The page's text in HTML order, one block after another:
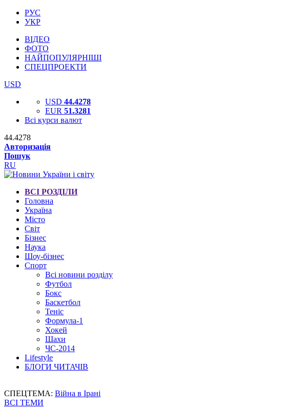
РУС
УКР
ВІДЕО
ФОТО
НАЙПОПУЛЯРНІШІ
СПЕЦПРОЕКТИ
USD
USD 44.4278
EUR 51.3281
Всі курси валют
44.4278
Авторизація
Пошук
RU
ВСІ РОЗДІЛИ
Головна
Україна
Місто
Світ
Бізнес
Наука
Шоу-бізнес
Спорт
Всі новини розділу
Футбол
Бокс
Баскетбол
Теніс
Формула-1
Хокей
Шахи
ЧС-2014
Lifestyle
БЛОГИ ЧИТАЧІВ
СПЕЦТЕМА: Війна в Ірані
ВСІ ТЕМИ